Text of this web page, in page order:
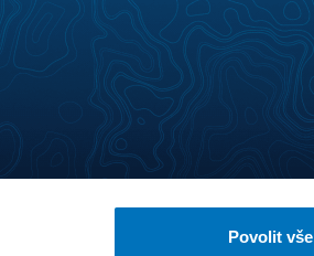
Povolit vše